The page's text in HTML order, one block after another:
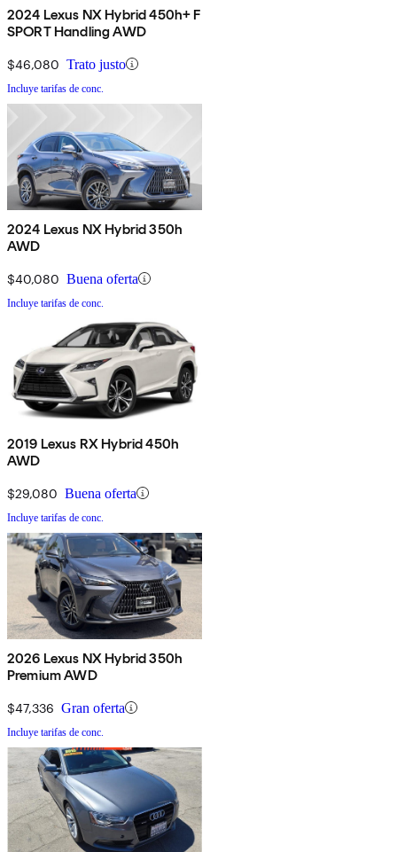
2024 Lexus NX Hybrid 450h+ F
SPORT Handling AWD
$46,080 Trato justo
Incluye tarifas de conc.
2024 Lexus NX Hybrid 350h
AWD
$40,080 Buena oferta
Incluye tarifas de conc.
2019 Lexus RX Hybrid 450h
AWD
$29,080 Buena oferta
Incluye tarifas de conc.
2026 Lexus NX Hybrid 350h
Premium AWD
$47,336 Gran oferta
Incluye tarifas de conc.